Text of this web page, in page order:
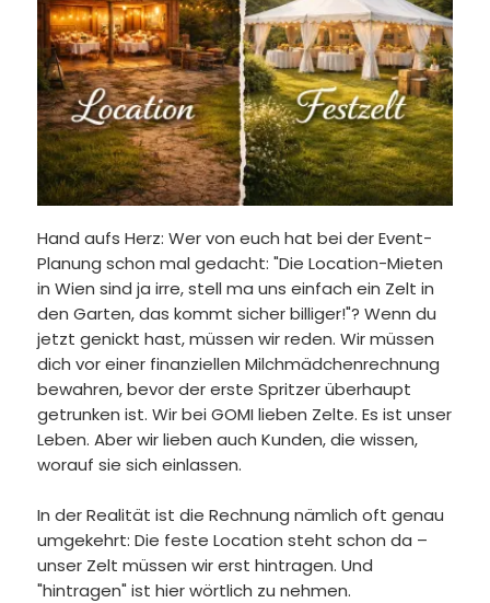
Hand aufs Herz: Wer von euch hat bei der Event-
Planung schon mal gedacht: "Die Location-Mieten
in Wien sind ja irre, stell ma uns einfach ein Zelt in
den Garten, das kommt sicher billiger!"? Wenn du
jetzt genickt hast, müssen wir reden. Wir müssen
dich vor einer finanziellen Milchmädchenrechnung
bewahren, bevor der erste Spritzer überhaupt
getrunken ist. Wir bei GOMI lieben Zelte. Es ist unser
Leben. Aber wir lieben auch Kunden, die wissen,
worauf sie sich einlassen.
In der Realität ist die Rechnung nämlich oft genau
umgekehrt: Die feste Location steht schon da –
unser Zelt müssen wir erst hintragen. Und
"hintragen" ist hier wörtlich zu nehmen.